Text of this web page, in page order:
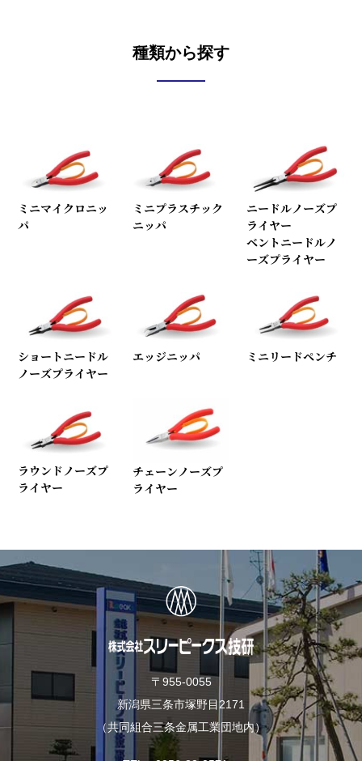
種類から探す
ミニマイクロニッ
パ
ミニプラスチック
ニッパ
ニードルノーズプ
ライヤー
ベントニードルノ
ーズプライヤー
ショートニードル
ノーズプライヤー
エッジニッパ ミニリードペンチ
ラウンドノーズプ
ライヤー
チェーンノーズプ
ライヤー
〒955-0055
新潟県三条市塚野目2171
（共同組合三条金属工業団地内）